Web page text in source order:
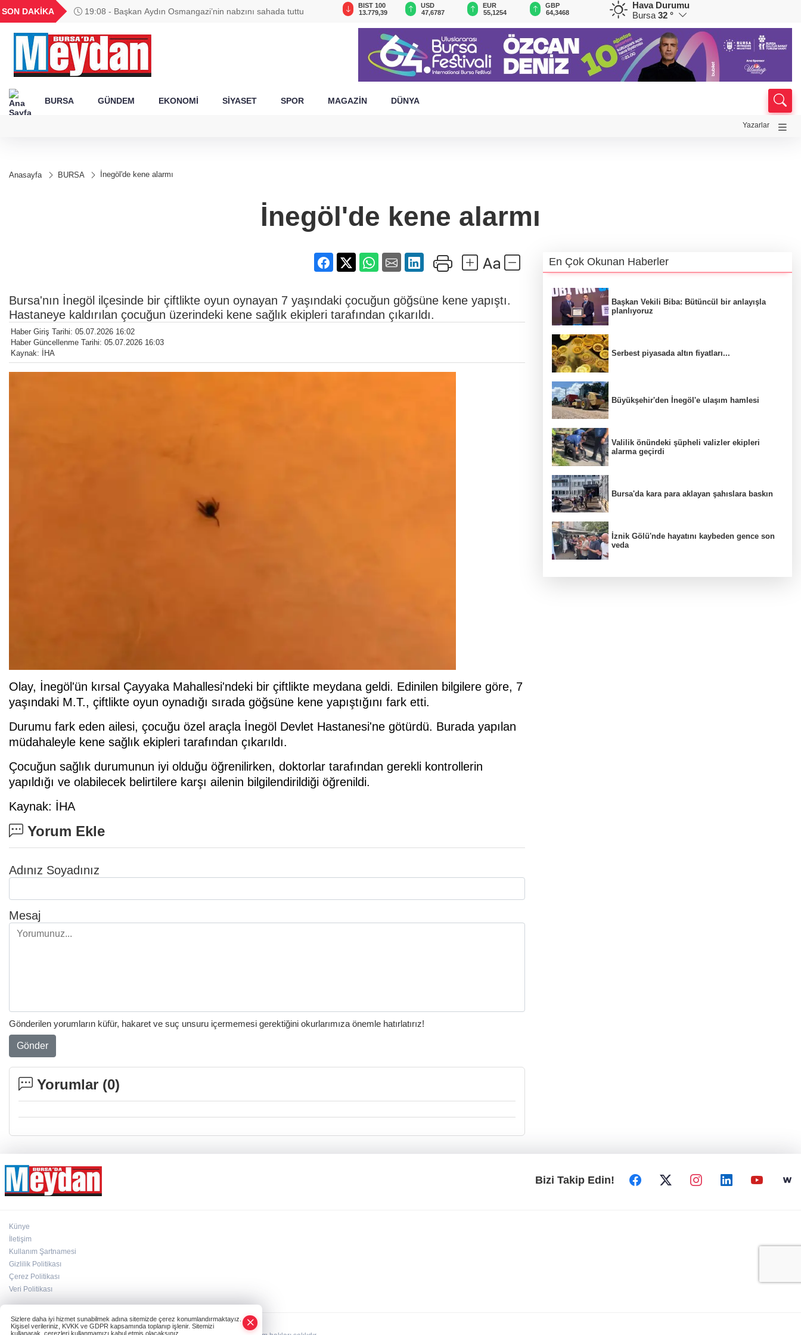
SON DAKİKA 19:08 - Başkan Aydın Osmangazi’nin nabzını sahada tuttu
GEL
18,2677
16,3788
27,9743
0,0018
6.660,55
BIST 100
13.779,39
USD
47,6787
EUR
55,1254
GBP
64,3468
CHF
59,0083
CAD
34,1883
Hava Durumu
Bursa 32 °
BURSA GÜNDEM EKONOMİ SİYASET SPOR MAGAZİN DÜNYA
Yazarlar
Anasayfa BURSA İnegöl'de kene alarmı
İnegöl'de kene alarmı
Bursa'nın İnegöl ilçesinde bir çiftlikte oyun oynayan 7 yaşındaki çocuğun göğsüne kene yapıştı.
Hastaneye kaldırılan çocuğun üzerindeki kene sağlık ekipleri tarafından çıkarıldı.
Haber Giriş Tarihi: 05.07.2026 16:02
Haber Güncellenme Tarihi: 05.07.2026 16:03
Kaynak: İHA
Olay, İnegöl'ün kırsal Çayyaka Mahallesi'ndeki bir çiftlikte meydana geldi. Edinilen bilgilere göre, 7
yaşındaki M.T., çiftlikte oyun oynadığı sırada göğsüne kene yapıştığını fark etti.
Durumu fark eden ailesi, çocuğu özel araçla İnegöl Devlet Hastanesi'ne götürdü. Burada yapılan
müdahaleyle kene sağlık ekipleri tarafından çıkarıldı.
Çocuğun sağlık durumunun iyi olduğu öğrenilirken, doktorlar tarafından gerekli kontrollerin
yapıldığı ve olabilecek belirtilere karşı ailenin bilgilendirildiği öğrenildi.
Kaynak: İHA
Yorum Ekle
Adınız Soyadınız
Mesaj
Gönderilen yorumların küfür, hakaret ve suç unsuru içermemesi gerektiğini okurlarımıza önemle hatırlatırız!
Gönder
Yorumlar (0)
En Çok Okunan Haberler
Başkan Vekili Biba: Bütüncül bir anlayışla
planlıyoruz
Serbest piyasada altın fiyatları...
Büyükşehir'den İnegöl'e ulaşım hamlesi
Valilik önündeki şüpheli valizler ekipleri
alarma geçirdi
Bursa'da kara para aklayan şahıslara baskın
İznik Gölü'nde hayatını kaybeden gence son
veda
Bizi Takip Edin!
Künye
İletişim
Kullanım Şartnamesi
Gizlilik Politikası
Çerez Politikası
Veri Politikası
Sizlere daha iyi hizmet sunabilmek adına sitemizde çerez konumlandırmaktayız.
Kişisel verileriniz, KVKK ve GDPR kapsamında toplanıp işlenir. Sitemizi
kullanarak, çerezleri kullanmamızı kabul etmiş olacaksınız.